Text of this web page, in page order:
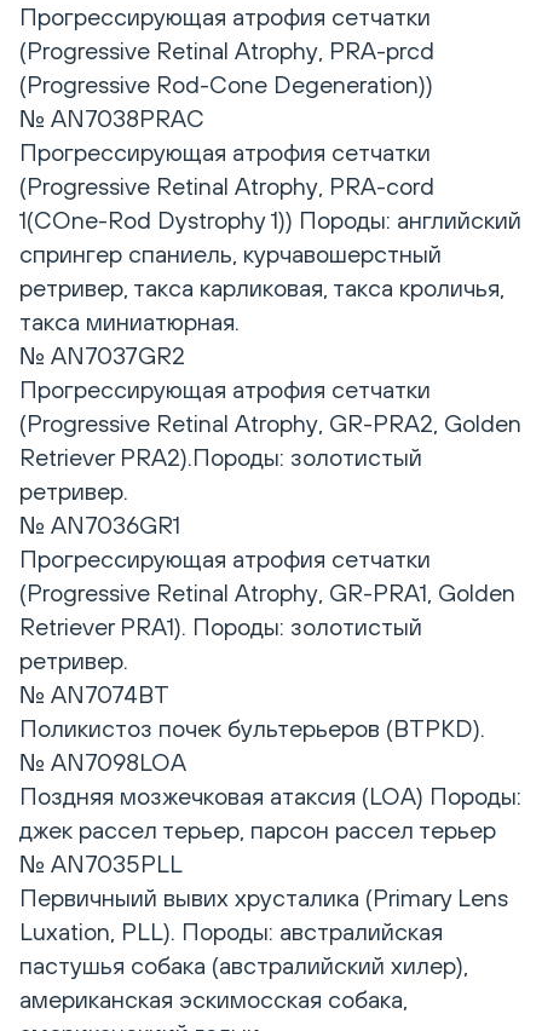
Прогрессирующая атрофия сетчатки
(Progressive Retinal Atrophy, PRA-prcd
(Progressive Rod-Cone Degeneration))
№ AN7038PRAC
Прогрессирующая атрофия сетчатки
(Progressive Retinal Atrophy, PRA-cord
1(CОne-Rod Dystrophy 1)) Породы: английский
спрингер спаниель, курчавошерстный
ретривер, такса карликовая, такса кроличья,
такса миниатюрная.
№ AN7037GR2
Прогрессирующая атрофия сетчатки
(Progressive Retinal Atrophy, GR-PRA2, Golden
Retriever PRA2).Породы: золотистый
ретривер.
№ AN7036GR1
Прогрессирующая атрофия сетчатки
(Progressive Retinal Atrophy, GR-PRA1, Golden
Retriever PRA1). Породы: золотистый
ретривер.
№ AN7074BT
Поликистоз почек бультерьеров (BTPKD).
№ AN7098LOA
Поздняя мозжечковая атаксия (LOA) Породы:
джек рассел терьер, парсон рассел терьер
№ AN7035PLL
Первичныий вывих хрусталика (Primary Lens
Luxation, PLL). Породы: австралийская
пастушья собака (австралийский хилер),
американская эскимосская собака,